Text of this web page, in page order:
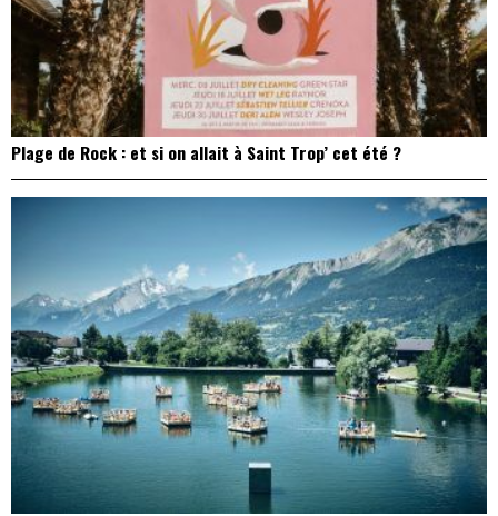
Plage de Rock : et si on allait à Saint Trop’ cet été ?